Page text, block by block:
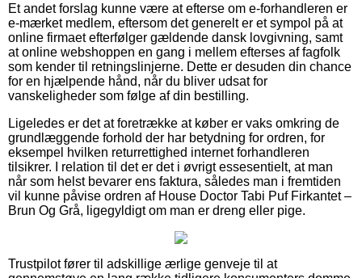
Et andet forslag kunne være at efterse om e-forhandleren er
e-mærket medlem, eftersom det generelt er et sympol på at
online firmaet efterfølger gældende dansk lovgivning, samt
at online webshoppen en gang i mellem efterses af fagfolk
som kender til retningslinjerne. Dette er desuden din chance
for en hjælpende hånd, når du bliver udsat for
vanskeligheder som følge af din bestilling.
Ligeledes er det at foretrække at køber er vaks omkring de
grundlæggende forhold der har betydning for ordren, for
eksempel hvilken returrettighed internet forhandleren
tilsikrer. I relation til det er det i øvrigt essesentielt, at man
når som helst bevarer ens faktura, således man i fremtiden
vil kunne påvise ordren af House Doctor Tabi Puf Firkantet –
Brun Og Grå, ligegyldigt om man er dreng eller pige.
Trustpilot fører til adskillige ærlige genveje til at